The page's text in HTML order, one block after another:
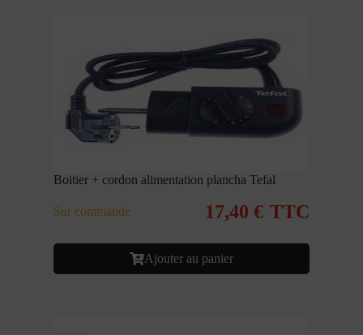
Boitier + cordon alimentation plancha Tefal
Sur commande 17,40 € TTC
Ajouter au panier